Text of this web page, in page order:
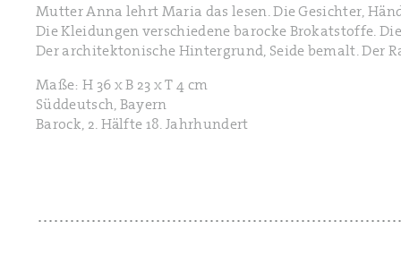
Mutter Anna lehrt Maria das lesen. Die Gesichter,
Die Kleidungen verschiedene barocke Brokatstoffe.
Der architektonische Hintergrund, Seide bemalt. Der
Maße: H 36 x B 23 x T 4 cm
Süddeutsch, Bayern
Barock, 2. Hälfte 18. Jahrhundert